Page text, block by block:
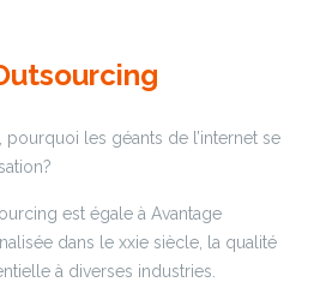
les géants de l’internet se
est égale à Avantage
dans le xxie siècle, la qualité
à diverses industries.